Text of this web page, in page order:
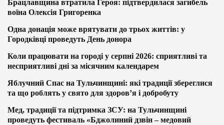
Брацлавщина втратила Героя: підтвердилася загибель
воїна Олексія Григоренка
Одна донація може врятувати до трьох життів: у
Городківці проведуть День донора
Коли працювати на городі у серпні 2026: сприятливі та
несприятливі дні за місячним календарем
Яблучний Спас на Тульчинщині: які традиції збереглися
та що роблять у свято для здоров’я і добробуту
Мед, традиції та підтримка ЗСУ: на Тульчинщині
проведуть фестиваль «Бджолиний дзвін – медовий